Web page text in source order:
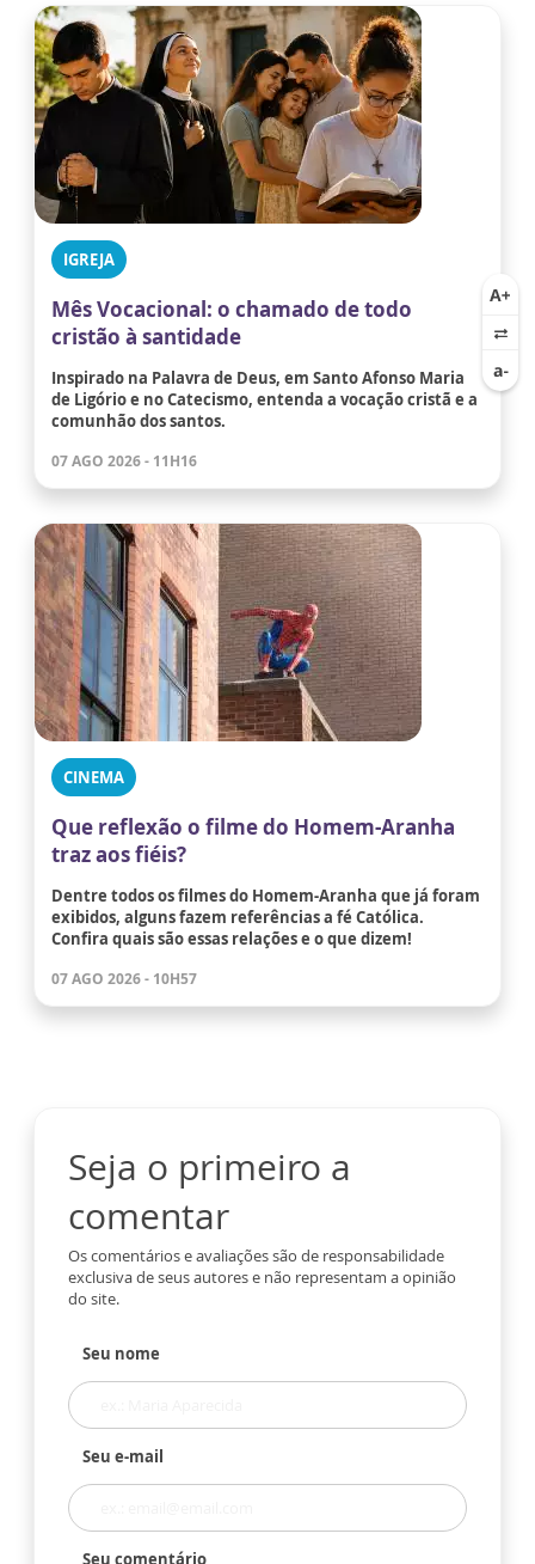
IGREJA
Mês Vocacional: o chamado de todo
cristão à santidade
Inspirado na Palavra de Deus, em Santo Afonso Maria
de Ligório e no Catecismo, entenda a vocação cristã e a
comunhão dos santos.
07 AGO 2026 - 11H16
CINEMA
Que reflexão o filme do Homem-Aranha
traz aos fiéis?
Dentre todos os filmes do Homem-Aranha que já foram
exibidos, alguns fazem referências a fé Católica.
Confira quais são essas relações e o que dizem!
07 AGO 2026 - 10H57
Seja o primeiro a
comentar
Os comentários e avaliações são de responsabilidade
exclusiva de seus autores e não representam a opinião
do site.
Seu nome
Seu e-mail
Seu comentário